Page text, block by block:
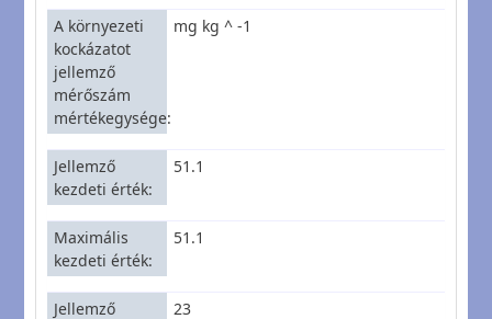
A környezeti
kockázatot
jellemző
mérőszám
mértékegysége
mg kg ^ -1
Jellemző
kezdeti érték
51.1
Maximális
kezdeti érték
51.1
Jellemző
23